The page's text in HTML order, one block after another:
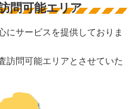
問可能エリア
にサービスを提供しておりま
訪問可能エリアとさせていた